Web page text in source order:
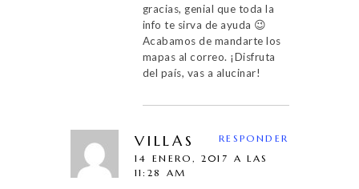
gracias, genial que toda la
info te sirva de ayuda 😉
Acabamos de mandarte los
mapas al correo. ¡Disfruta
del país, vas a alucinar!
VILLAS
14 ENERO, 2017 A LAS
11:28 AM
RESPONDER